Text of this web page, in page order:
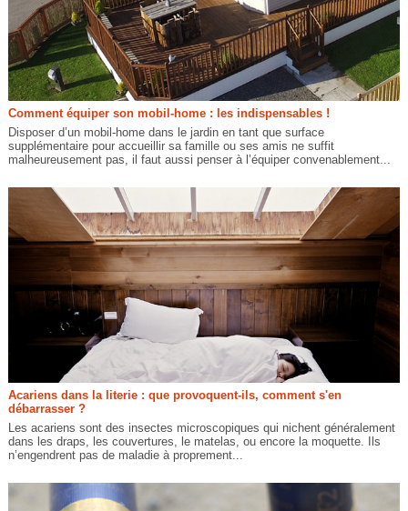
Comment équiper son mobil-home : les indispensables !
Disposer d’un mobil-home dans le jardin en tant que surface
supplémentaire pour accueillir sa famille ou ses amis ne suffit
malheureusement pas, il faut aussi penser à l’équiper convenablement...
Acariens dans la literie : que provoquent-ils, comment s'en
débarrasser ?
Les acariens sont des insectes microscopiques qui nichent généralement
dans les draps, les couvertures, le matelas, ou encore la moquette. Ils
n’engendrent pas de maladie à proprement...